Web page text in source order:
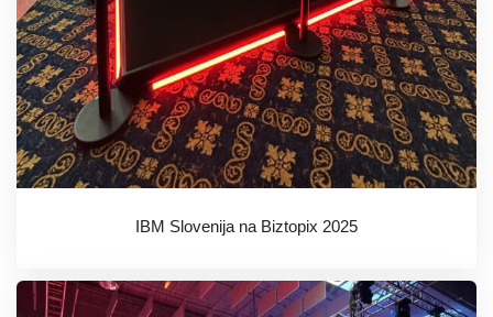
IBM Slovenija na Biztopix 2025